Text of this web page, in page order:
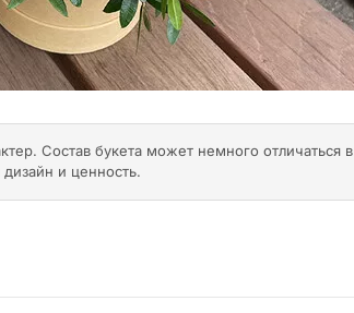
Состав букета может немного отличаться в
и ценность.